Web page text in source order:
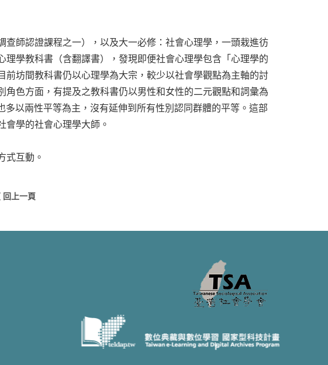
師認證課程之一），以及大一必修：社會心理學，一頭栽進彷
學教科書（含翻譯書），發現即便社會心理學包含「心理學的
坊間教科書仍以心理學為大宗，較少以社會學觀點為主軸的討
色方面，有提及之教科書仍以男性和女性的二元觀點和詞彙為
以兩性平等為主，沒有延伸到所有性別認同群體的平等。這部
會學的社會心理學大師。
式互動。
回上一頁